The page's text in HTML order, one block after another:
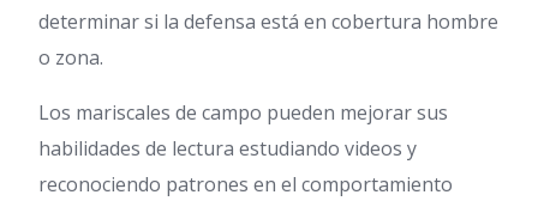
determinar si la defensa está en cobertura hombre
o zona.
Los mariscales de campo pueden mejorar sus
habilidades de lectura estudiando videos y
reconociendo patrones en el comportamiento